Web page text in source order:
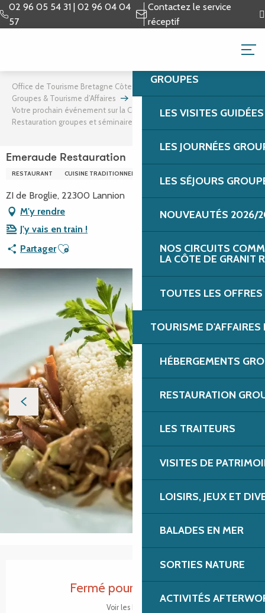
Aller
au
02 96 05 54 31 | 02 96 04 04
57
Contactez le service
réceptif
GROUPES &
GROUPES
LES VISITES
LES JOURNÉES
LES SÉJOURS
NOUVEAUTÉS 2026/
NOS CIRCUITS
LA CÔTE DE GRANIT
TOUTES LES
TOURISME
HÉBERGEMENTS
RESTAURATION
LES TRAITEURS
VISITES DE
LOISIRS, JEUX ET
BALADES EN MER
SORTIES NATURE
ACTIVITÉS
Office de Tourisme Bretagne Côte de Granit Rose
Groupes & Tourisme d’Affaires
Tourisme d’affaires
Votre prochain événement sur la Côte de Granit Rose
Restauration groupes et séminaires
Emeraude Restauration
RESTAURANT CUISINE TRADITIONNELLE
ZI de Broglie, 22300 Lannion
M'y rendre
J'y vais en train !
PartagerAjouter aux favoris
Fermé pour aujourd'hui
Voir les horaires